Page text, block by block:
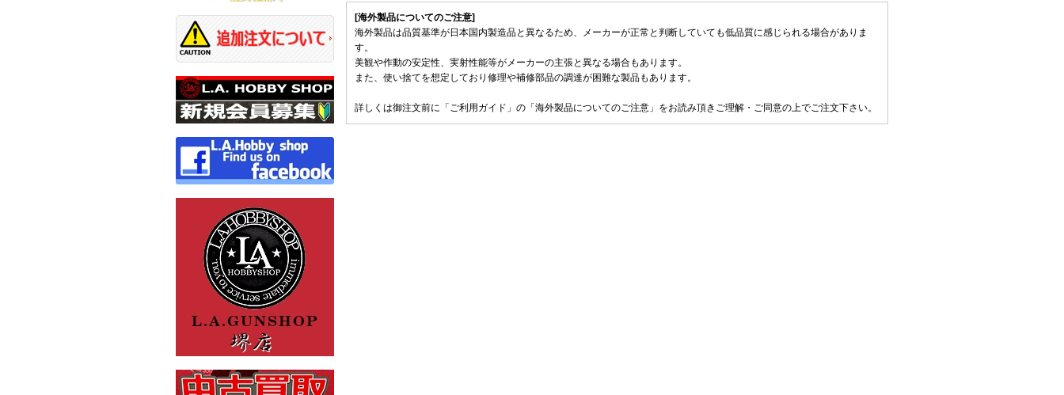
[海外製品についてのご注意]
海外製品は品質基準が日本国内製造品と異なるため、メーカーが正常と判断していても低品質に感じられる場合がありま
す。
美観や作動の安定性、実射性能等がメーカーの主張と異なる場合もあります。
また、使い捨てを想定しており修理や補修部品の調達が困難な製品もあります。
詳しくは御注文前に「ご利用ガイド」の「海外製品についてのご注意」をお読み頂きご理解・ご同意の上でご注文下さい。